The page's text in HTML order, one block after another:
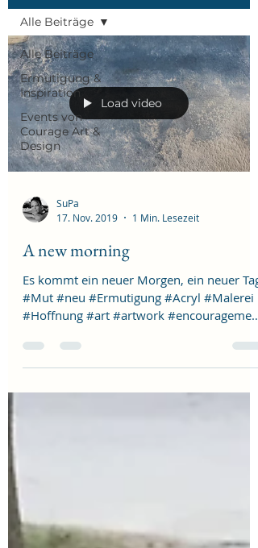
Alle Beiträge
Ermutigung &
Inspiration
Events von
Courage Art &
Design
Alle Beiträge
Load video
SuPa
17. Nov. 2019
1 Min. Lesezeit
A new morning
Es kommt ein neuer Morgen, ein neuer Tag!
#Mut #neu #Ermutigung #Acryl #Malerei
#Hoffnung #art #artwork #encouragement